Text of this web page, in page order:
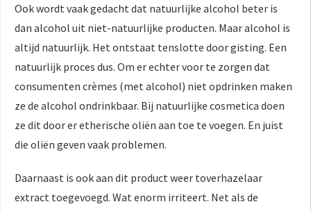
Ook wordt vaak gedacht dat natuurlijke alcohol beter is
dan alcohol uit niet-natuurlijke producten. Maar alcohol is
altijd natuurlijk. Het ontstaat tenslotte door gisting. Een
natuurlijk proces dus. Om er echter voor te zorgen dat
consumenten crèmes (met alcohol) niet opdrinken maken
ze de alcohol ondrinkbaar. Bij natuurlijke cosmetica doen
ze dit door er etherische oliën aan toe te voegen. En juist
die oliën geven vaak problemen.
Daarnaast is ook aan dit product weer toverhazelaar
extract toegevoegd. Wat enorm irriteert. Net als de